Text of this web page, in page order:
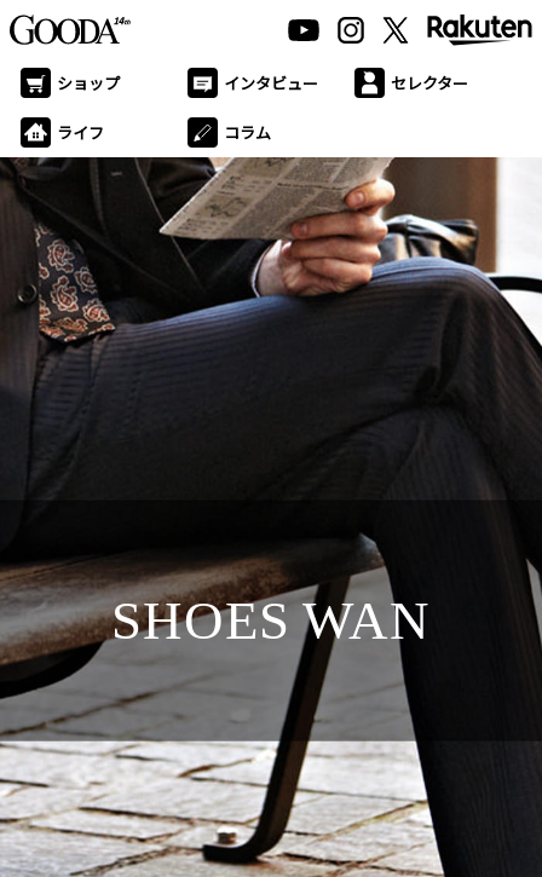
ショップ インタビュー セレクター
ライフ コラム
SHOES WAN
さまざまなシーンに合う
シューズが揃う靴専門店